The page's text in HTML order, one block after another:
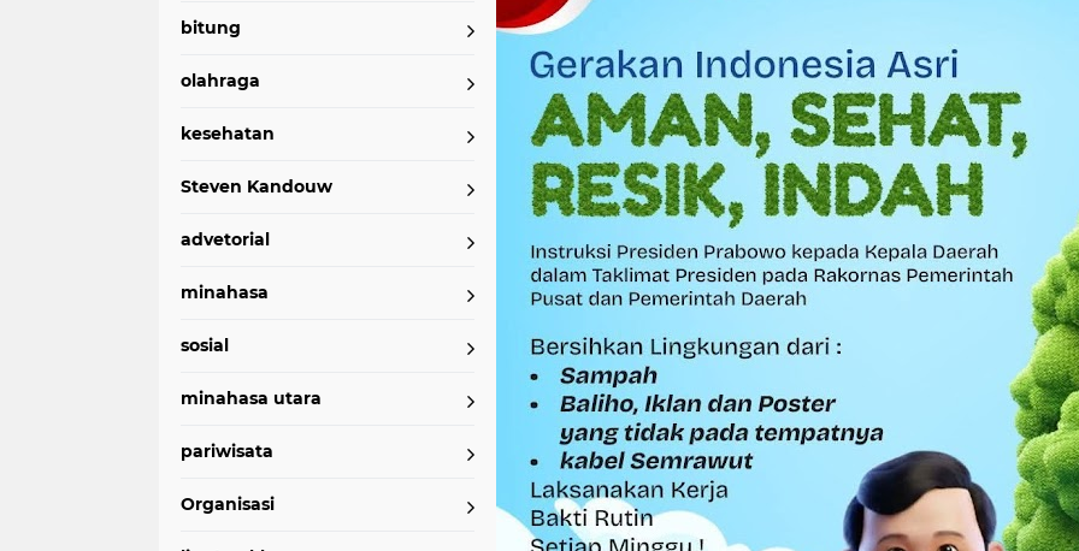
bitung
olahraga
kesehatan
Steven Kandouw
advetorial
minahasa
sosial
minahasa utara
pariwisata
Organisasi